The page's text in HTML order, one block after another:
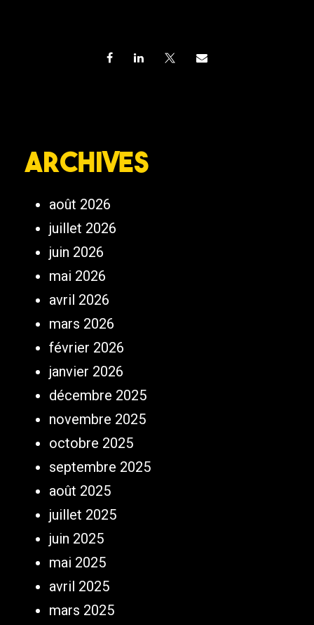
Archives
août 2026
juillet 2026
juin 2026
mai 2026
avril 2026
mars 2026
février 2026
janvier 2026
décembre 2025
novembre 2025
octobre 2025
septembre 2025
août 2025
juillet 2025
juin 2025
mai 2025
avril 2025
mars 2025